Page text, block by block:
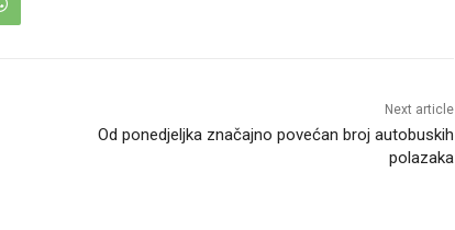
Next article
Od ponedjeljka značajno povećan broj autobuskih
polazaka